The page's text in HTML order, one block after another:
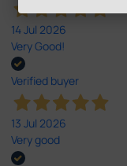
14 Jul 2026
Very Good!
Verified buyer
13 Jul 2026
Very good